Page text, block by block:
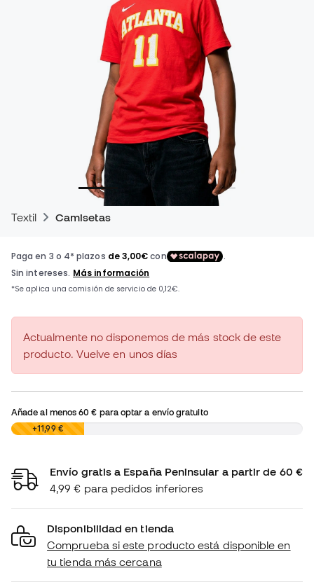
Textil Camisetas
Actualmente no disponemos de más stock de este
producto. Vuelve en unos días
Añade al menos60 € para optar a envío gratuito
0,00 €+11,99 €
Envío gratis a España Peninsular a partir de 60 €
4,99 € para pedidos inferiores
Disponibilidad en tienda
Comprueba si este producto está disponible en
tu tienda más cercana